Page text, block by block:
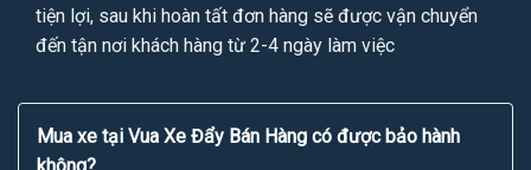
tiện lợi, sau khi hoàn tất đơn hàng sẽ được vận chuyển
đến tận nơi khách hàng từ 2-4 ngày làm việc
Mua xe tại Vua Xe Đẩy Bán Hàng có được bảo hành